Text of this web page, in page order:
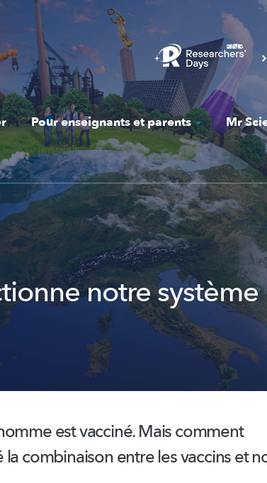
Pour enseignants et parents Mr
notre système
est vacciné. Mais comment
combinaison entre les vaccins et